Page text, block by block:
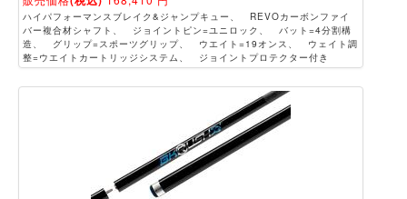
ハイパフォーマンスブレイク&ジャンプキュー、 REVOカーボンファイ
バー複合材シャフト、 ジョイントピン=ユニロック、 バット=4分割構
造、 グリップ=スポーツグリップ、 ウエイト=19オンス、 ウェイト調
整=ウエイトカートリッジシステム、 ジョイントプロテクター付き